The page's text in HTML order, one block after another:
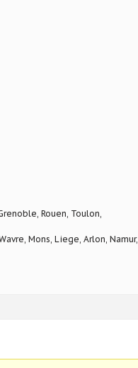
Rouen, Toulon,
Mons, Liege, Arlon, Namur,